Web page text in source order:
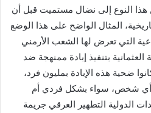
هذا النوع إلى نضال مستميت قبل أن
المثال الواضح على هذا الوضع
التي تعرض لها الشعب الأرمني
العثمانية بتنفيذ إبادة ممنهجة ضد
ضحية هذه الإبادة بمليون فرد،
أي شخص، سواء بشكل فردي أم
الدولية التطهير العرقي جريمة